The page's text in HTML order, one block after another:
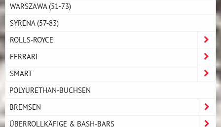
WARSZAWA (51-73)
SYRENA (57-83)
ROLLS-ROYCE
FERRARI
SMART
POLYURETHAN-BUCHSEN
BREMSEN
ÜBERROLLKÄFIGE & BASH-BARS